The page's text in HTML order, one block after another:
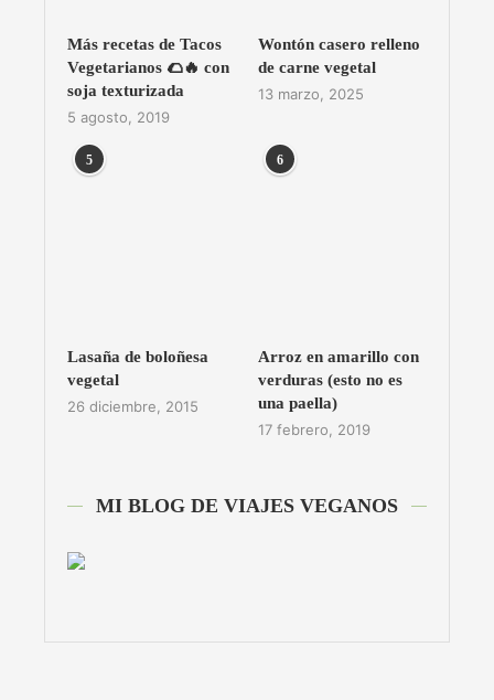
Más recetas de Tacos
Vegetarianos 🌮🔥 con
soja texturizada
5 agosto, 2019
Wontón casero relleno
de carne vegetal
13 marzo, 2025
5
Lasaña de boloñesa
vegetal
26 diciembre, 2015
6
Arroz en amarillo con
verduras (esto no es
una paella)
17 febrero, 2019
MI BLOG DE VIAJES VEGANOS